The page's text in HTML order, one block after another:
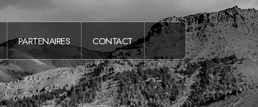
PARTENAIRES CONTACT